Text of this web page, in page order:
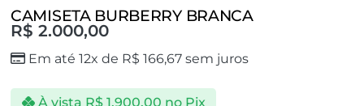
CAMISETA BURBERRY BRANCA
R$ 2.000,00
Em até 12x de R$ 166,67 sem juros
À vista R$1.900,00 no Pix